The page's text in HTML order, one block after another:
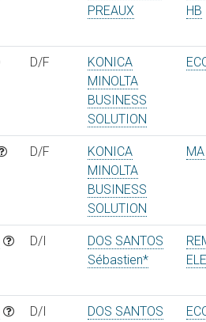
PREAUX
HB
D/F
KONICA
MINOLTA
BUSINESS
SOLUTION
D/F
KONICA
MINOLTA
BUSINESS
SOLUTION
D/I
DOS SANTOS
Sébastien*
D/I DOS SANTOS